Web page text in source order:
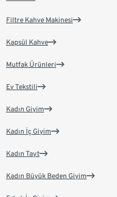
Filtre Kahve Makinesi
Kapsül Kahve
Mutfak Ürünleri
Ev Tekstili
Kadın Giyim
Kadın İç Giyim
Kadın Tayt
Kadın Büyük Beden Giyim